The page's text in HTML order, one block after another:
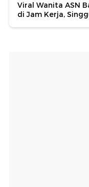
Viral Wanita ASN
di Jam Kerja,